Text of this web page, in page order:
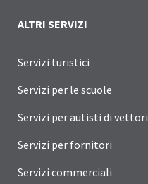
ALTRI SERVIZI
Servizi turistici
Servizi per le scuole
Servizi per autisti di vettori
Servizi per fornitori
Servizi commerciali